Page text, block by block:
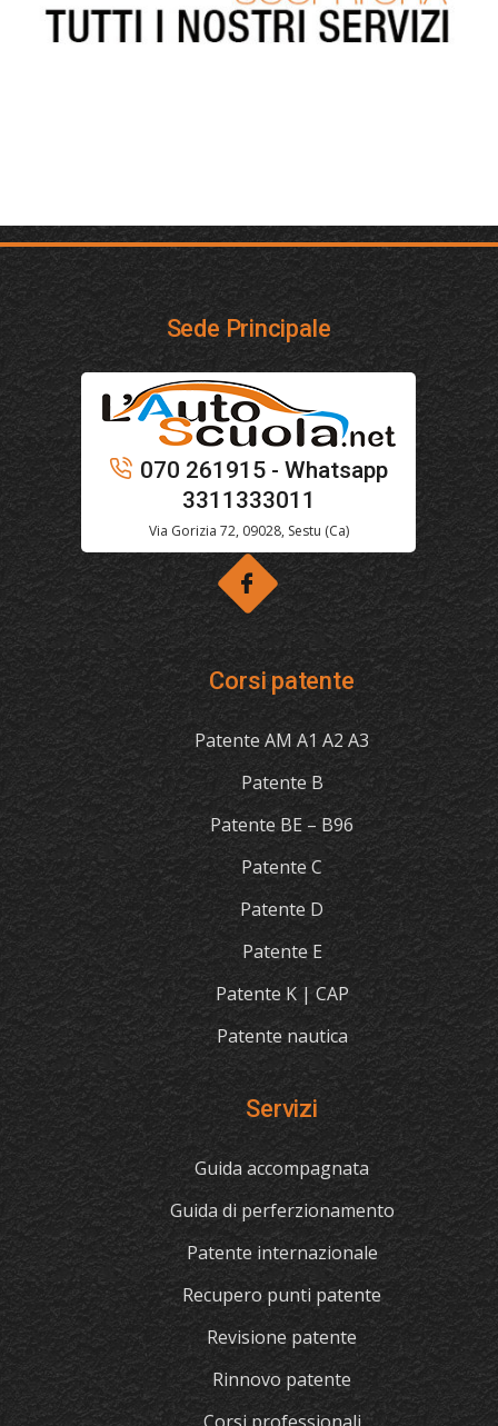
Sede Principale
070 261915 - Whatsapp
3311333011
Via Gorizia 72, 09028, Sestu (Ca)
Corsi patente
Patente AM A1 A2 A3
Patente B
Patente BE – B96
Patente C
Patente D
Patente E
Patente K | CAP
Patente nautica
Servizi
Guida accompagnata
Guida di perferzionamento
Patente internazionale
Recupero punti patente
Revisione patente
Rinnovo patente
Corsi professionali